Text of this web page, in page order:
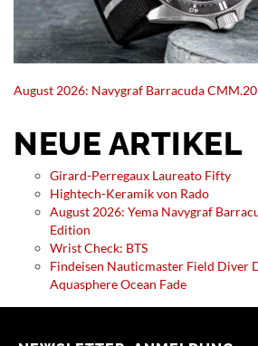
August 2026: Navygraf Barracuda
NEUE ARTIKEL
Girard-Perregaux Laureato Fifty
Hightech-Keramik von Rado
August 2026: Yema Navygraf
Edition
Wrist Check: BTS
Findeisen Nauticmaster Field Diver
Aquasphere Ocean Fade